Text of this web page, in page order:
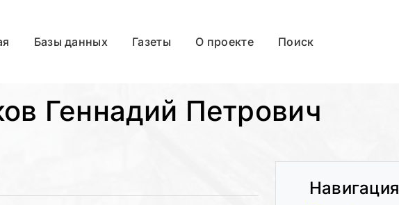
Базы данных Газеты О проекте Поиск
Геннадий Петрович
Навигация